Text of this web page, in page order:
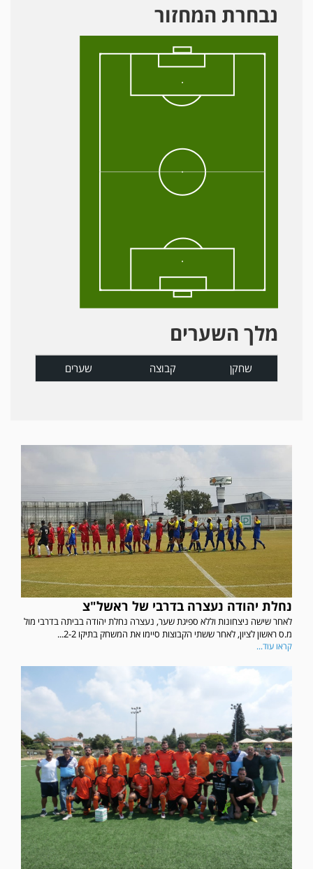
נבחרת המחזור
מלך השערים
שחקן קבוצה שערים
נחלת יהודה נעצרה בדרבי של ראשל"צ
לאחר שישה ניצחונות וללא ספיגת שער, נעצרה נחלת יהודה בביתה בדרבי מול
מ.ס ראשון לציון, לאחר ששתי הקבוצות סיימו את המשחק בתיקו 2-2...
קראו עוד...